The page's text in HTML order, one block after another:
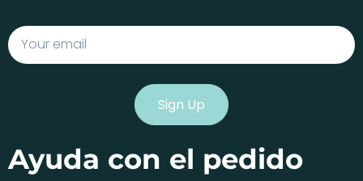
Email
Sign Up
Ayuda con el pedido